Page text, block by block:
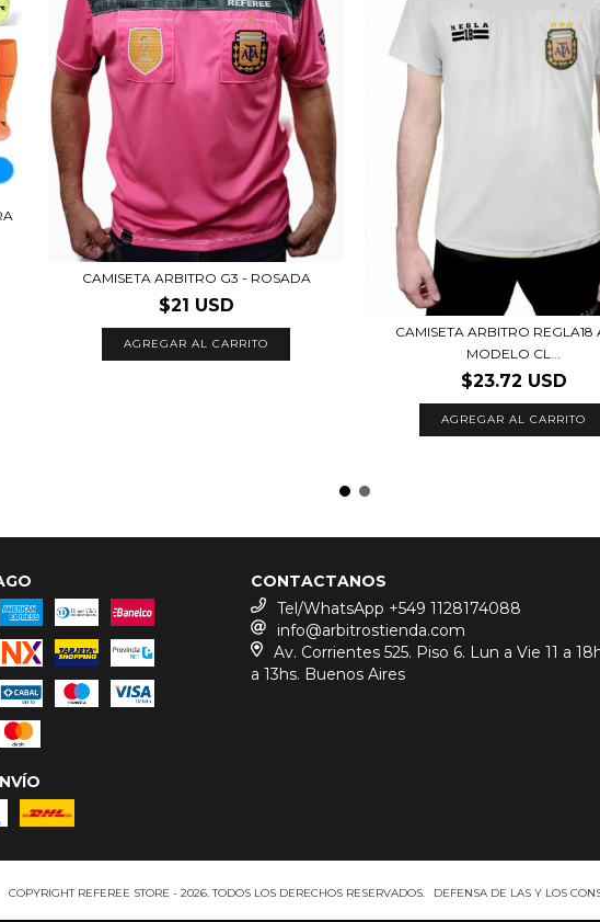
CAMISETA ARBITRO G3 - ROSADA
$21 USD
AGREGAR AL CARRITO
CAMISETA ARBITRO REGLA18
MODELO CL...
$23.72 USD
AGREGAR AL CARRITO
CONTACTANOS
Tel/WhatsApp +549 1128174088
info@arbitrostienda.com
Av. Corrientes 525. Piso 6. Lun a Vie 11 a
a 13hs. Buenos Aires
COPYRIGHT REFEREE STORE - 2026. TODOS LOS DERECHOS RESERVADOS. DEFENSA DE LAS Y LOS